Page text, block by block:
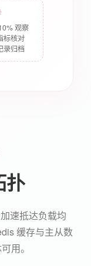
观察
标核对
录归档
扑
速抵达负载均
缓存与主从数
用。